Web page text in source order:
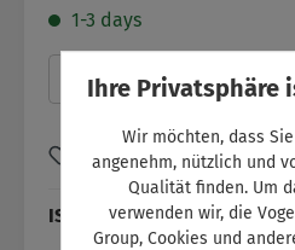
1-3 days
Produkt Anzahl:In
Zum Merkzettel hinzufügen
ISBN: SW11105
Ihre Privatsphäre
Wir möchten, dass
angenehm, nützlich und
Qualität finden. Um
verwenden wir, die
Group, Cookies und